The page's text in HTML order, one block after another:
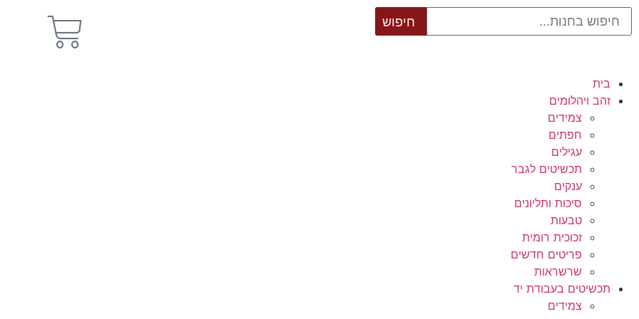
בית
זהב ויהלומים
צמידים
חפתים
עגילים
תכשיטים לגבר
ענקים
סיכות ותליונים
טבעות
זכוכית רומית
פריטים חדשים
שרשראות
תכשיטים בעבודת יד
צמידים